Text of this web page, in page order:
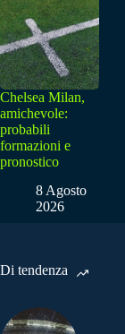
Chelsea Milan,
amichevole:
probabili
formazioni e
pronostico
8 Agosto
2026
Di tendenza